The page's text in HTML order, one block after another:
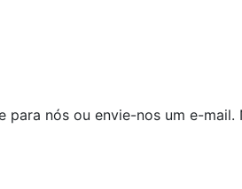
nós ou envie-nos um e-